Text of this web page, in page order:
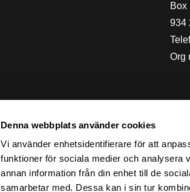
Denna webbplats använder cookies
Vi använder enhetsidentifierare för att
funktioner för sociala medier och analysera
annan information från din enhet till de
samarbetar med. Dessa kan i sin tur
Box
934
Org